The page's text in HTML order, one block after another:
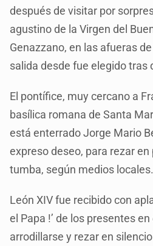
después de visitar por
agustino de la Virgen del
Genazzano, en las afueras
salida desde fue elegido tras
El pontífice, muy cercano a
basílica romana de Santa
está enterrado Jorge Mario
expreso deseo, para rezar
tumba, según medios locales.
León XIV fue recibido con
el Papa !’ de los presentes
arrodillarse y rezar en